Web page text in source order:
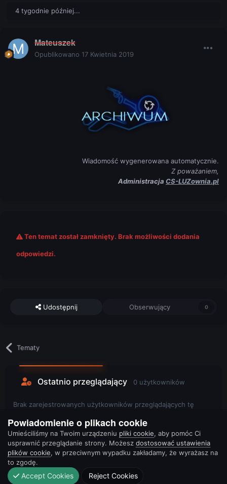
4 tygodnie później...
Mateuszek
Opublikowano 17 Kwietnia 2019
Wiadomość wygenerowana automatycznie.
Z poważaniem,
Administracja CS-LUZownia.pl
Ten temat został zamknięty. Brak możliwości dodania
odpowiedzi.
Udostępnij Obserwujący 0
Tematy
Ostatnio przeglądający 0 użytkowników
Brak zarejestrowanych użytkowników przeglądających tę
Powiadomienie o plikach cookie
Umieściliśmy na Twoim urządzeniu pliki cookie, aby pomóc Ci
usprawnić przeglądanie strony. Możesz dostosować ustawienia
plików cookie, w przeciwnym wypadku zakładamy, że wyrażasz na
to zgodę.
Accept Cookies Reject Cookies